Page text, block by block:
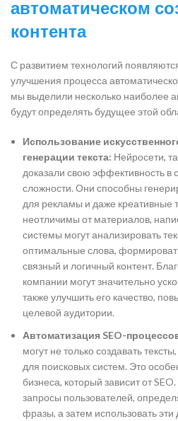
автоматическом
контента
С развитием технологий
улучшения процесса
мы выделили несколько наиболее
будут определять будущее этой
Использование
генерации текста: Нейросети,
доказали свою эффективность в
сложности. Они способны
для рекламы и даже креативные
неотличимы от материалов,
системы могут анализировать
оптимальные слова,
связный и логичный контент.
компании могут значительно
также улучшить его качество,
целевой аудитории.
Автоматизация SEO-
могут не только создавать
для поисковых систем. Это
бизнеса, который зависит от
запросы пользователей,
фразы, а затем использовать